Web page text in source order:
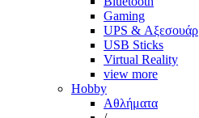
Gaming
UPS & Αξεσουάρ
USB Sticks
Virtual Reality
view more
Hobby
Αθλήματα